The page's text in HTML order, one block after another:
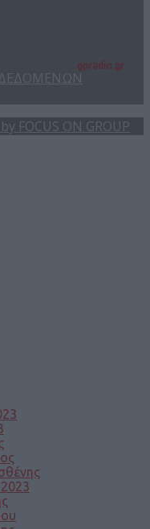
gpradio.gr
FOCUS ON GROUP